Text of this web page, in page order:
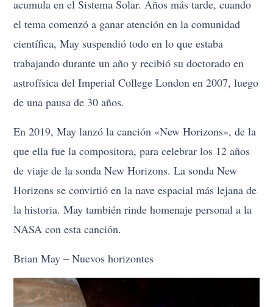
acumula en el Sistema Solar. Años más tarde, cuando
el tema comenzó a ganar atención en la comunidad
científica, May suspendió todo en lo que estaba
trabajando durante un año y recibió su doctorado en
astrofísica del Imperial College London en 2007, luego
de una pausa de 30 años.
En 2019, May lanzó la canción «New Horizons», de la
que ella fue la compositora, para celebrar los 12 años
de viaje de la sonda New Horizons. La sonda New
Horizons se convirtió en la nave espacial más lejana de
la historia. May también rinde homenaje personal a la
NASA con esta canción.
Brian May – Nuevos horizontes